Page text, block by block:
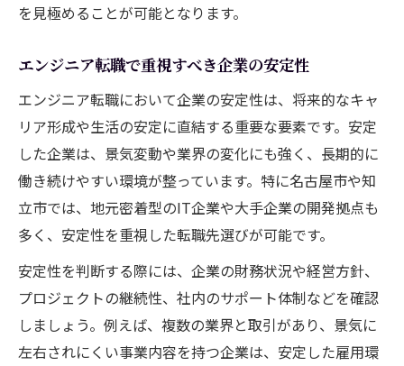
を見極めることが可能となります。
エンジニア転職で重視すべき企業の安定性
エンジニア転職において企業の安定性は、将来的なキャ
リア形成や生活の安定に直結する重要な要素です。安定
した企業は、景気変動や業界の変化にも強く、長期的に
働き続けやすい環境が整っています。特に名古屋市や知
立市では、地元密着型のIT企業や大手企業の開発拠点も
多く、安定性を重視した転職先選びが可能です。
安定性を判断する際には、企業の財務状況や経営方針、
プロジェクトの継続性、社内のサポート体制などを確認
しましょう。例えば、複数の業界と取引があり、景気に
左右されにくい事業内容を持つ企業は、安定した雇用環